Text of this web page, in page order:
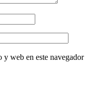
web en este navegador